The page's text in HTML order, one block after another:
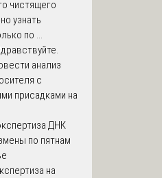
чистящего
узнать
по ...
анализ
с
присадками на
ДНК
по пятнам
на